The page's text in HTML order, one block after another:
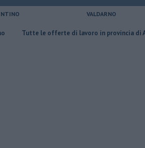
VALDARNO
le offerte di lavoro in provincia di Arezzo